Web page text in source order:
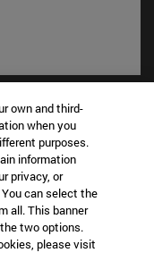
ventana)
ventana)
own and third-
when you
purposes.
information
privacy, or
can select the
all. This banner
two options.
please visit